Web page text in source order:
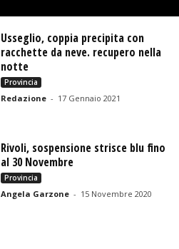
Usseglio, coppia precipita con
racchette da neve. recupero nella
notte
Provincia
Redazione - 17 Gennaio 2021
Rivoli, sospensione strisce blu fino
al 30 Novembre
Provincia
Angela Garzone - 15 Novembre 2020